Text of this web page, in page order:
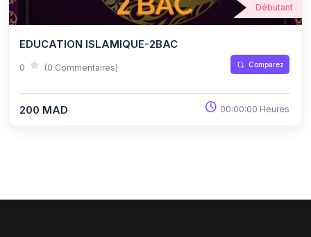
Débutant
EDUCATION ISLAMIQUE-2BAC
0 (0 Commentaires) Comparez
200 MAD 00:00:00 Heures